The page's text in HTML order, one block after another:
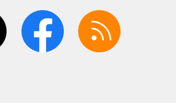
twitter facebook